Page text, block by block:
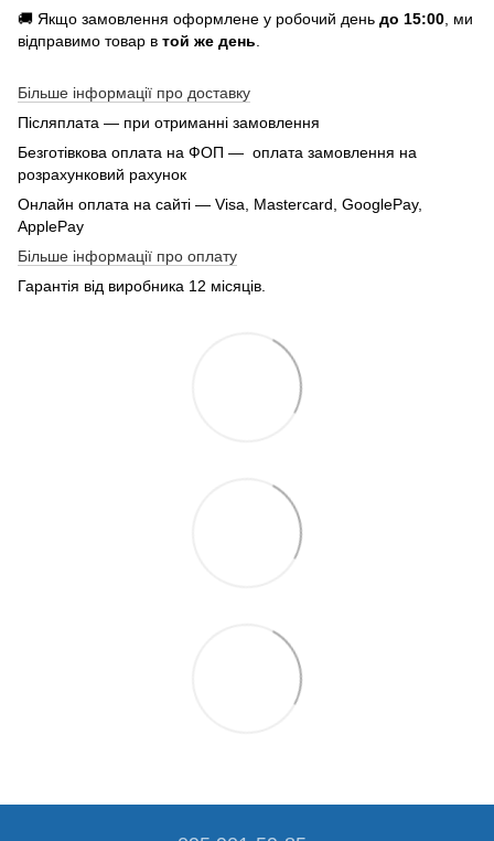
🚚 Якщо замовлення оформлене у робочий день до 15:00, ми
відправимо товар в той же день.
Більше інформації про доставку
Післяплата — при отриманні замовлення
Безготівкова оплата на ФОП — оплата замовлення на
розрахунковий рахунок
Онлайн оплата на сайті — Visa, Mastercard, GooglePay,
ApplePay
Більше інформації про оплату
Гарантія від виробника 12 місяців.